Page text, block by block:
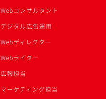
Webコンサルタント
デジタル広告運用
Webディレクター
Webライター
広報担当
マーケティング担当